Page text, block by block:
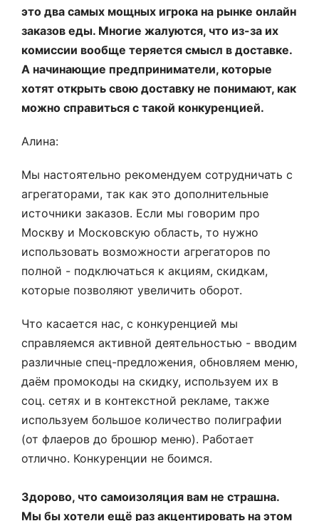
это два самых мощных игрока на рынке онлайн
заказов еды. Многие жалуются, что из-за их
комиссии вообще теряется смысл в доставке.
А начинающие предприниматели, которые
хотят открыть свою доставку не понимают, как
можно справиться с такой конкуренцией.
Алина:
Мы настоятельно рекомендуем сотрудничать с
агрегаторами, так как это дополнительные
источники заказов. Если мы говорим про
Москву и Московскую область, то нужно
использовать возможности агрегаторов по
полной - подключаться к акциям, скидкам,
которые позволяют увеличить оборот.
Что касается нас, с конкуренцией мы
справляемся активной деятельностью - вводим
различные спец-предложения, обновляем меню,
даём промокоды на скидку, используем их в
соц. сетях и в контекстной рекламе, также
используем большое количество полиграфии
(от флаеров до брошюр меню). Работает
отлично. Конкуренции не боимся.
Здорово, что самоизоляция вам не страшна.
Мы бы хотели ещё раз акцентировать на этом